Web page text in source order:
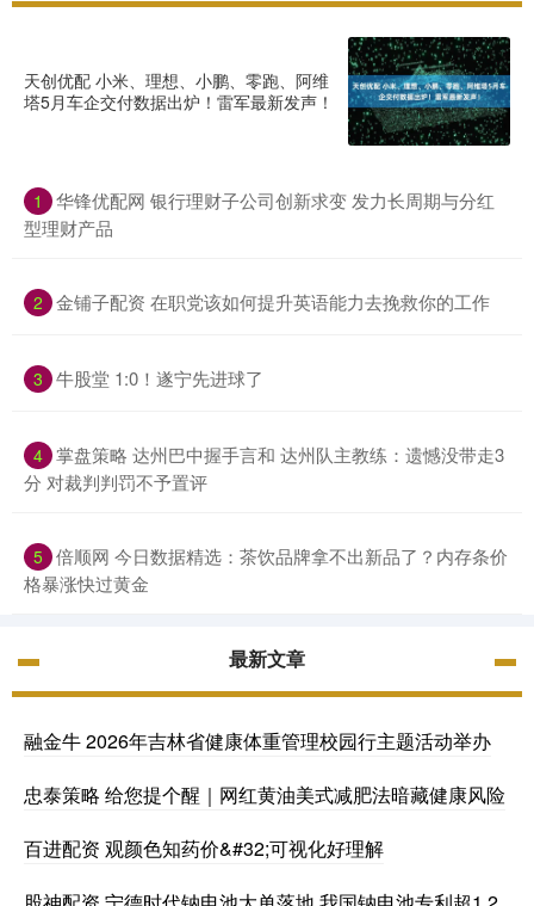
天创优配 小米、理想、小鹏、零跑、阿维
塔5月车企交付数据出炉！雷军最新发声！
1
华锋优配网 银行理财子公司创新求变 发力长周期与分红
型理财产品
2 金铺子配资 在职党该如何提升英语能力去挽救你的工作
3 牛股堂 1:0！遂宁先进球了
4 掌盘策略 达州巴中握手言和 达州队主教练：遗憾没带走3
分 对裁判判罚不予置评
5 倍顺网 今日数据精选：茶饮品牌拿不出新品了？内存条价
格暴涨快过黄金
最新文章
融金牛 2026年吉林省健康体重管理校园行主题活动举办
忠泰策略 给您提个醒｜网红黄油美式减肥法暗藏健康风险
百进配资 观颜色知药价&#32;可视化好理解